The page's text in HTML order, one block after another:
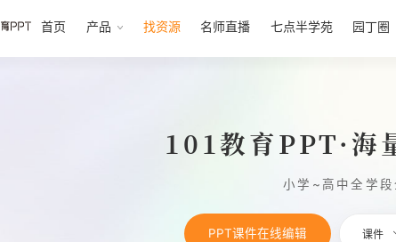
首页 产品 找资源 名师直播 七点半学苑 园丁圈
101教育PPT·海
小学~高中全学
PPT课件在线编辑 课件